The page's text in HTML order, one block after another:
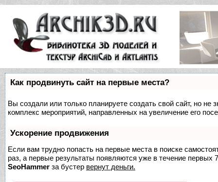
Как продвинуть сайт на первые места?
Вы создали или только планируете создать свой сайт, но не
комплекс мероприятий, направленных на увеличение его
Ускорение продвижения
Если вам трудно попасть на первые места в поиске
раз, а первые результаты появляются уже в течение первых
SeoHammer за бустер вернут деньги.